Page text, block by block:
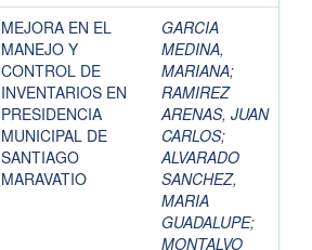
MEJORA EN EL
MANEJO Y
CONTROL DE
INVENTARIOS EN
PRESIDENCIA
MUNICIPAL DE
SANTIAGO
MARAVATIO
GARCIA
MEDINA,
MARIANA;
RAMIREZ
ARENAS, JUAN
CARLOS;
ALVARADO
SANCHEZ,
MARIA
GUADALUPE;
MONTALVO